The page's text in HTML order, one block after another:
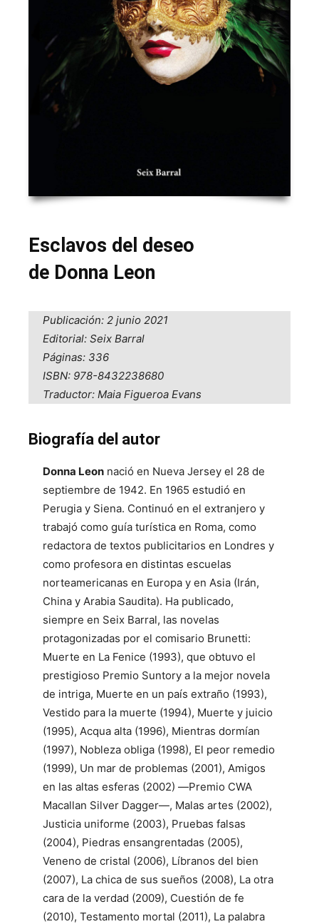
Esclavos del deseo
de Donna Leon
Publicación: 2 junio 2021
Editorial: Seix Barral
Páginas: 336
ISBN: 978-8432238680
Traductor: Maia Figueroa Evans
Biografía del autor
Donna Leon nació en Nueva Jersey el 28 de
septiembre de 1942. En 1965 estudió en
Perugia y Siena. Continuó en el extranjero y
trabajó como guía turística en Roma, como
redactora de textos publicitarios en Londres y
como profesora en distintas escuelas
norteamericanas en Europa y en Asia (Irán,
China y Arabia Saudita). Ha publicado,
siempre en Seix Barral, las novelas
protagonizadas por el comisario Brunetti:
Muerte en La Fenice (1993), que obtuvo el
prestigioso Premio Suntory a la mejor novela
de intriga, Muerte en un país extraño (1993),
Vestido para la muerte (1994), Muerte y juicio
(1995), Acqua alta (1996), Mientras dormían
(1997), Nobleza obliga (1998), El peor remedio
(1999), Un mar de problemas (2001), Amigos
en las altas esferas (2002) ―Premio CWA
Macallan Silver Dagger―, Malas artes (2002),
Justicia uniforme (2003), Pruebas falsas
(2004), Piedras ensangrentadas (2005),
Veneno de cristal (2006), Líbranos del bien
(2007), La chica de sus sueños (2008), La otra
cara de la verdad (2009), Cuestión de fe
(2010), Testamento mortal (2011), La palabra